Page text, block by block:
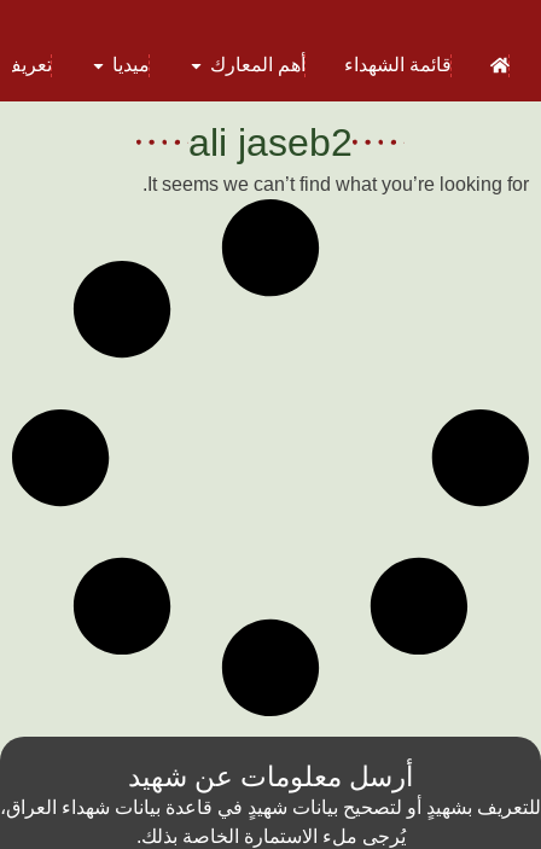
قائمة الشهداء أهم المعارك ميديا تعريف
ali jaseb2
It seems we can’t find what you’re looking for.
أرسل معلومات عن شهيد
للتعريف بشهيدٍ أو لتصحيح بيانات شهيدٍ في قاعدة بيانات شهداء العراق،
يُرجى ملء الاستمارة الخاصة بذلك.